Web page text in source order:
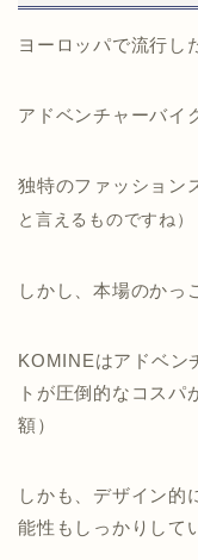
ヨーロッパで流行し
アドベンチャーバイ
独特のファッション
と言えるものですね）
しかし、本場のかっ
KOMINEはアドベン
トが圧倒的なコスパ
額）
しかも、デザイン的
能性もしっかりして